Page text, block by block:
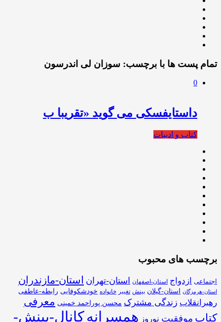
تمام پست ها با برچسب: سوزان لی اندرسون
0
داستایفسکی می گوید «تقریبا ب
کتاب و ادبیات
برچسب های محبوب
اجتماعی ازدواج استان-اصفهان استان-تهران استان-مازندران
استان-هرمزگان استان-گیلان بینش تغییر خانواده خودشکوفایی رابطه-عاطفی
رهبرانقلاب زندگی مشترک محسن پوراحمد خمینی معرفی
کتاب موفقیت نوروز همسرانهکانال-بینش-